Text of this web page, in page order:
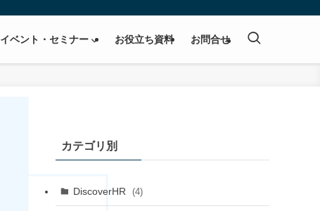
イベント・セミナー お役立ち資料 お問合せ
カテゴリ別
DiscoverHR (4)